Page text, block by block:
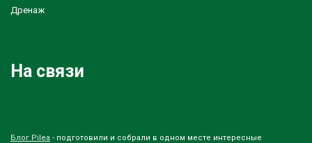
Дренаж
На связи
Блог Pilea - подготовили и собрали в одном месте интересные